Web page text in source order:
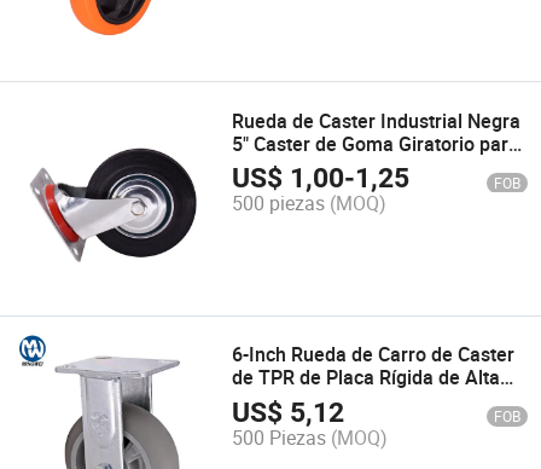
Rueda de Caster Industrial Negra
5" Caster de Goma Giratorio para
Carros de Mano Fábrica
US$ 1,00-1,25 FOB
500 piezas (MOQ)
6-Inch Rueda de Carro de Caster
de TPR de Placa Rígida de Alta
Resistencia Rueda de Caucho
Termoplástico
US$ 5,12 FOB
500 Piezas (MOQ)